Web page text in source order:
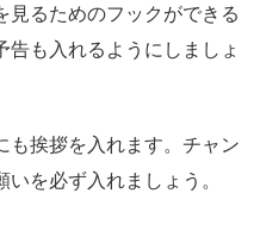
見るためのフックができる
も入れるようにしましょ
も挨拶を入れます。チャン
を必ず入れましょう。